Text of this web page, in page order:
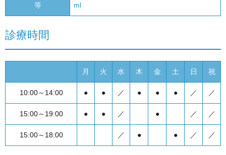
等
ml
診療時間
月 火 水 木 金 土 日 祝
10:00～14:00 ● ● ／ ● ● ● ／ ／
15:00～19:00 ● ● ／ ● ／ ／
15:00～18:00 ／ ● ● ／ ／